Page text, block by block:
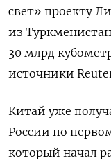
свет» проекту
из
30 млрд
источники
Китай уже
России по
который начал